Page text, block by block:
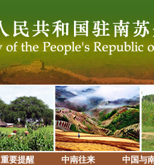
重要提醒 中南往来 中国与